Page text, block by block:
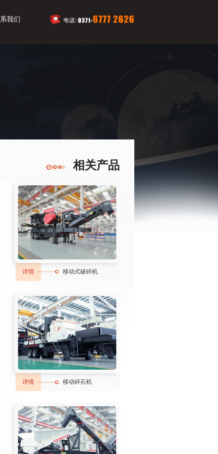
我们
相关产品
详情 移动式破碎机
详情 移动碎石机